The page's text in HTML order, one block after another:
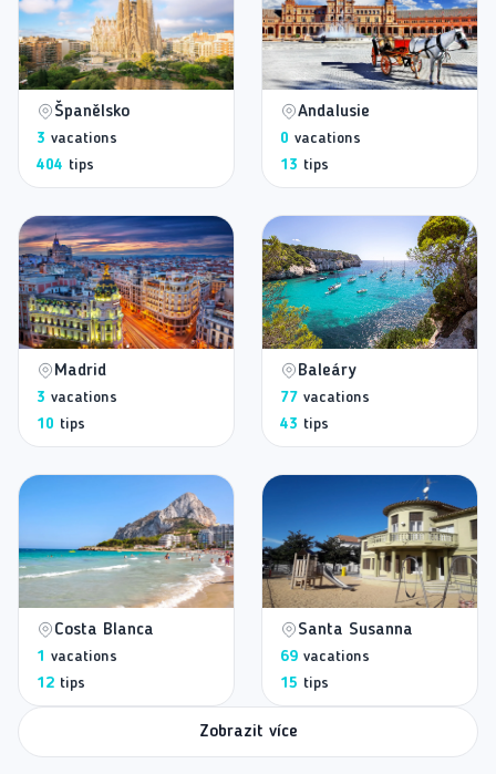
Španělsko
3 vacations
404 tips
Andalusie
0 vacations
13 tips
Madrid
3 vacations
10 tips
Baleáry
77 vacations
43 tips
Costa Blanca
1 vacations
12 tips
Santa Susanna
69 vacations
15 tips
Zobrazit více